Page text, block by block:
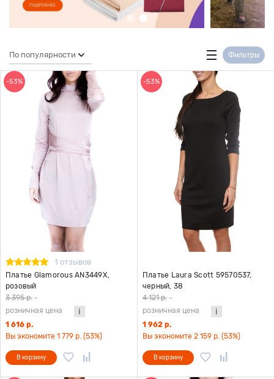
По популярности Фильтры
-53%
1 отзывов
Платье Glamorous AN3449X,
розовый
3 395 р. -
розничная цена
1 616 р.
Вы экономите 1 779 р. (53%)
В корзину
-53%
Платье Laura Scott 59570537,
черный, 38
4 121 р. -
розничная цена
1 962 р.
Вы экономите 2 159 р. (53%)
В корзину